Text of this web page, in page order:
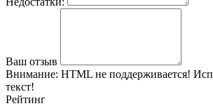
Ваш отзыв
Внимание: HTML не поддерживается!
текст!
Рейтинг